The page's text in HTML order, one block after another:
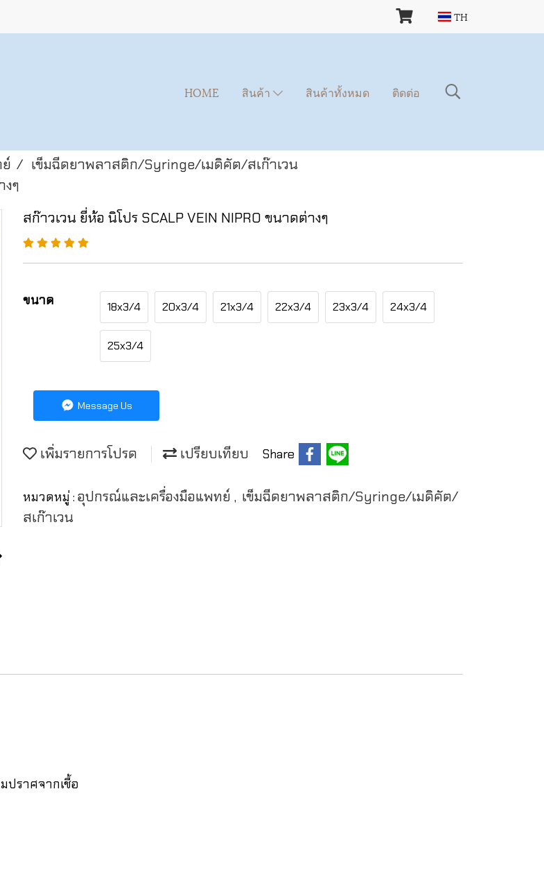
TH
HOME สินค้า สินค้าทั้งหมด ติดต่อ
เข็มฉีดยาพลาสติก/Syringe/เมดิคัต/สเก๊าเวน
งๆ
สก๊าวเวน ยี่ห้อ นิโปร SCALP VEIN NIPRO ขนาดต่างๆ
ขนาด 18x3/4 20x3/4 21x3/4 22x3/4 23x3/4 24x3/4
25x3/4
Message Us
เพิ่มรายการโปรด เปรียบเทียบ Share
หมวดหมู่ : อุปกรณ์และเครื่องมือแพทย์ , เข็มฉีดยาพลาสติก/Syringe/เมดิคัต/
สเก๊าเวน
ปราศจากเชื้อ